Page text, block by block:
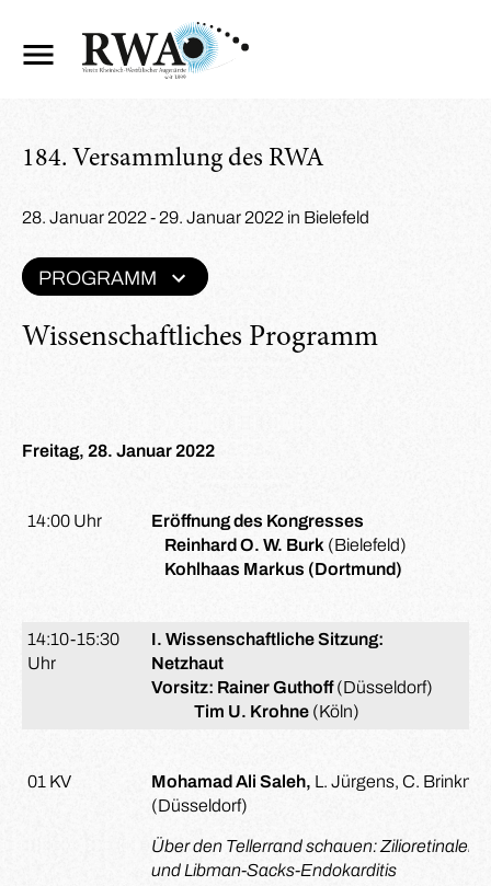
184. Versammlung des RWA
Wissenschaftliches Programm
Freitag, 28. Januar 2022
14:00 Uhr
Eröffnung des Kongresses
Reinhard O. W. Burk (Bielefeld)
Kohlhaas Markus (Dortmund)
14:10-15:30
Uhr
I. Wissenschaftliche Sitzung:
Netzhaut
Vorsitz: Rainer Guthoff(Düsseldorf)
Tim U. Krohne (Köln)
01 KV Mohamad Ali Saleh, L. Jürgens, C.
(Düsseldorf)
Über den Tellerrand schauen: Zilioretinaler
und Libman-Sacks-Endokarditis
28. Januar 2022 - 29. Januar 2022 in Bielefeld
PROGRAMM